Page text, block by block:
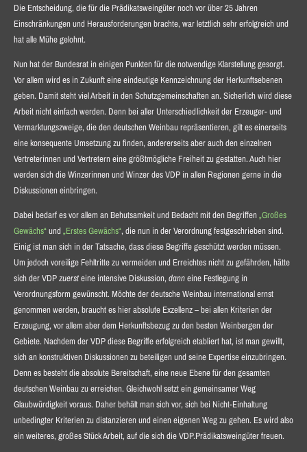
Die Entscheidung, die für die Prädikatsweingüter noch vor über 25 Jahren
Einschränkungen und Herausforderungen brachte, war letztlich sehr erfolgreich und
hat alle Mühe gelohnt.
Nun hat der Bundesrat in einigen Punkten für die notwendige Klarstellung gesorgt.
Vor allem wird es in Zukunft eine eindeutige Kennzeichnung der Herkunftsebenen
geben. Damit steht viel Arbeit in den Schutzgemeinschaften an. Sicherlich wird diese
Arbeit nicht einfach werden. Denn bei aller Unterschiedlichkeit der Erzeuger- und
Vermarktungszweige, die den deutschen Weinbau repräsentieren, gilt es einerseits
eine konsequente Umsetzung zu finden, andererseits aber auch den einzelnen
Vertreterinnen und Vertretern eine größtmögliche Freiheit zu gestatten. Auch hier
werden sich die Winzerinnen und Winzer des VDP in allen Regionen gerne in die
Diskussionen einbringen.
Dabei bedarf es vor allem an Behutsamkeit und Bedacht mit den Begriffen„Großes
Gewächs“und„Erstes Gewächs“, die nun in der Verordnung festgeschrieben sind.
Einig ist man sich in der Tatsache, dass diese Begriffe geschützt werden müssen.
Um jedoch voreilige Fehltritte zu vermeiden und Erreichtes nicht zu gefährden, hätte
sich der VDPzuersteine intensive Diskussion, danneine Festlegung in
Verordnungsform gewünscht. Möchte der deutsche Weinbau international ernst
genommen werden, braucht es hier absolute Exzellenz – bei allen Kriterien der
Erzeugung, vor allem aber dem Herkunftsbezug zu den besten Weinbergen der
Gebiete. Nachdem der VDP diese Begriffe erfolgreich etabliert hat, ist man gewillt,
sich an konstruktiven Diskussionen zu beteiligen und seine Expertise einzubringen.
Denn es besteht die absolute Bereitschaft, eine neue Ebene für den gesamten
deutschen Weinbau zu erreichen. Gleichwohl setzt ein gemeinsamer Weg
Glaubwürdigkeit voraus. Daher behält man sich vor, sich bei Nicht-Einhaltung
unbedingter Kriterien zu distanzieren und einen eigenen Weg zu gehen. Es wird also
ein weiteres, großes Stück Arbeit, auf die sich die VDP.Prädikatsweingüter freuen.